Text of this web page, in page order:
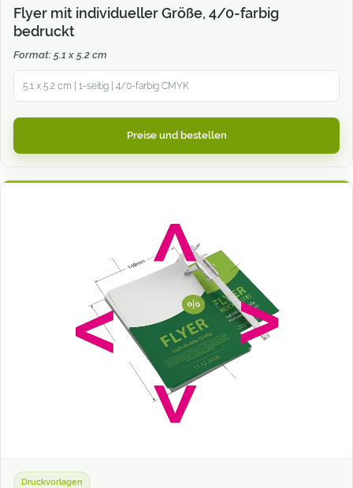
Flyer mit individueller Größe, 4/0-farbig
bedruckt
Format: 5.1 x 5.2 cm
5.1 x 5.2 cm | 1-seitig | 4/0-farbig CMYK
Preise und bestellen
Druckvorlagen